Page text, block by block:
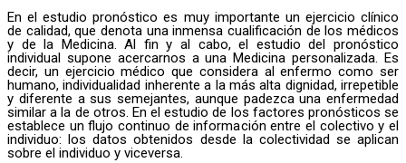
En el estudio pronóstico es muy importante un ejercicio clínico
de calidad, que denota una inmensa cualificación de los médicos
y de la Medicina. Al fin y al cabo, el estudio del pronóstico
individual supone acercarnos a una Medicina personalizada. Es
decir, un ejercicio médico que considera al enfermo como ser
humano, individualidad inherente a la más alta dignidad, irrepetible
y diferente a sus semejantes, aunque padezca una enfermedad
similar a la de otros. En el estudio de los factores pronósticos se
establece un flujo continuo de información entre el colectivo y el
individuo: los datos obtenidos desde la colectividad se aplican
sobre el individuo y viceversa.